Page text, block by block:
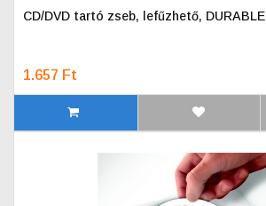
CD/DVD tartó zseb, lefűzhető, DURABLE
1.657 Ft